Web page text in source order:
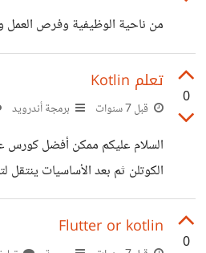
من ناحية الوظيفية وفرص العمل
0
تعلم Kotlin
قبل 7 سنوات برمجة أندرويد
السلام عليكم ممكن أفضل كورس
الكوتلن ثم بعد الأساسيات ينتقل
وعمل مشاريع؟؟ مثل قناة بغداد
0
Flutter or kotlin